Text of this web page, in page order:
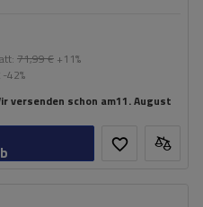
71,99 € +11%
-42%
versenden schon am11. August